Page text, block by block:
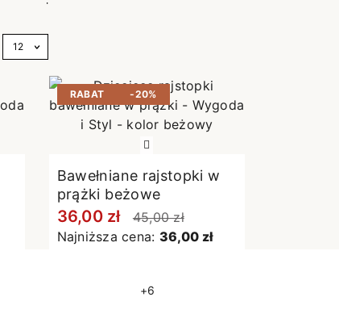
RABAT -20%
Bawełniane rajstopki w
prążki beżowe
36,00 zł
45,00 zł
Najniższa cena: 36,00 zł
+6